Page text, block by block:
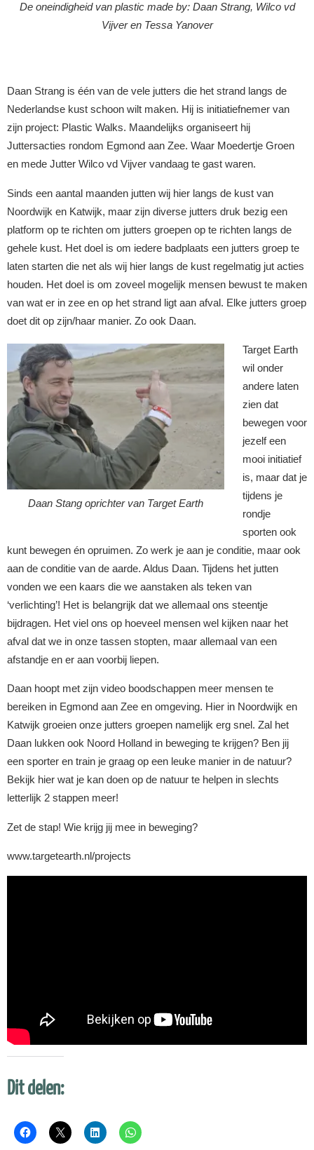
De oneindigheid van plastic made by: Daan Strang, Wilco vd
Vijver en Tessa Yanover
Daan Strang is één van de vele jutters die het strand langs de
Nederlandse kust schoon wilt maken. Hij is initiatiefnemer van
zijn project: Plastic Walks. Maandelijks organiseert hij
Juttersacties rondom Egmond aan Zee. Waar Moedertje Groen
en mede Jutter Wilco vd Vijver vandaag te gast waren.
Sinds een aantal maanden jutten wij hier langs de kust van
Noordwijk en Katwijk, maar zijn diverse jutters druk bezig een
platform op te richten om jutters groepen op te richten langs de
gehele kust. Het doel is om iedere badplaats een jutters groep te
laten starten die net als wij hier langs de kust regelmatig jut acties
houden. Het doel is om zoveel mogelijk mensen bewust te maken
van wat er in zee en op het strand ligt aan afval. Elke jutters groep
doet dit op zijn/haar manier. Zo ook Daan.
Daan Stang oprichter van Target Earth
Target Earth
wil onder
andere laten
zien dat
bewegen voor
jezelf een
mooi initiatief
is, maar dat je
tijdens je
rondje
sporten ook
kunt bewegen én opruimen. Zo werk je aan je conditie, maar ook
aan de conditie van de aarde. Aldus Daan. Tijdens het jutten
vonden we een kaars die we aanstaken als teken van
‘verlichting’! Het is belangrijk dat we allemaal ons steentje
bijdragen. Het viel ons op hoeveel mensen wel kijken naar het
afval dat we in onze tassen stopten, maar allemaal van een
afstandje en er aan voorbij liepen.
Daan hoopt met zijn video boodschappen meer mensen te
bereiken in Egmond aan Zee en omgeving. Hier in Noordwijk en
Katwijk groeien onze jutters groepen namelijk erg snel. Zal het
Daan lukken ook Noord Holland in beweging te krijgen? Ben jij
een sporter en train je graag op een leuke manier in de natuur?
Bekijk hier wat je kan doen op de natuur te helpen in slechts
letterlijk 2 stappen meer!
Zet de stap! Wie krijg jij mee in beweging?
www.targetearth.nl/projects
Dit delen: